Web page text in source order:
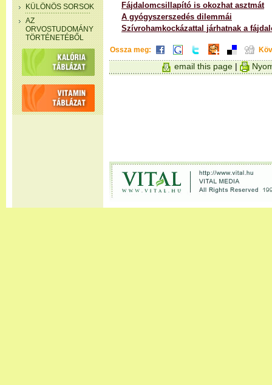
KÜLÖNÖS SORSOK
AZ
ORVOSTUDOMÁNY
TÖRTÉNETÉBŐL
Fájdalomcsillapító is okozhat asztmát
A gyógyszerszedés dilemmái
Szívrohamkockázattal járhatnak a
Ossza meg:
email this page |